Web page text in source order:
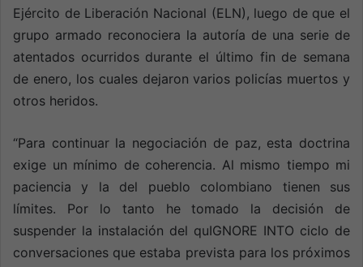
Ejército de Liberación Nacional (ELN), luego de que el
grupo armado reconociera la autoría de una serie de
atentados ocurridos durante el último fin de semana
de enero, los cuales dejaron varios policías muertos y
otros heridos.
“Para continuar la negociación de paz, esta doctrina
exige un mínimo de coherencia. Al mismo tiempo mi
paciencia y la del pueblo colombiano tienen sus
límites. Por lo tanto he tomado la decisión de
suspender la instalación del quIGNORE INTO ciclo de
conversaciones que estaba prevista para los próximos